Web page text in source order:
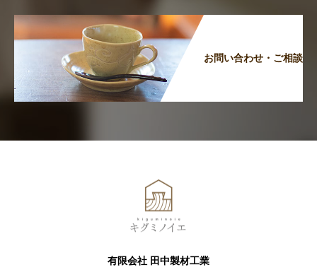
お問い合わせ・ご相談
有限会社 田中製材工業